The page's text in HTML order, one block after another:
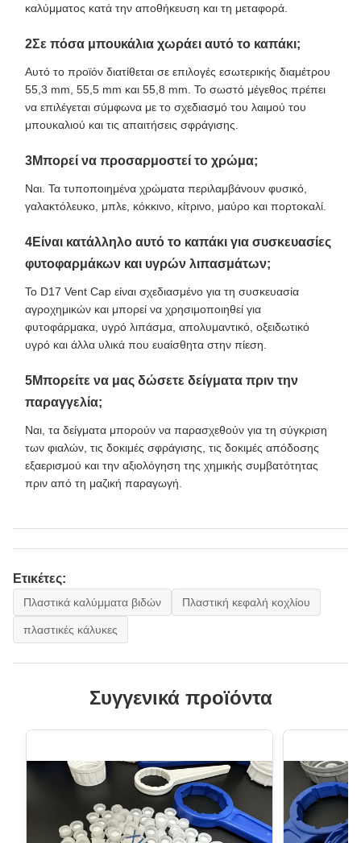
καλύμματος κατά την αποθήκευση και τη μεταφορά.
2Σε πόσα μπουκάλια χωράει αυτό το καπάκι;
Αυτό το προϊόν διατίθεται σε επιλογές εσωτερικής διαμέτρου
55,3 mm, 55,5 mm και 55,8 mm. Το σωστό μέγεθος πρέπει
να επιλέγεται σύμφωνα με το σχεδιασμό του λαιμού του
μπουκαλιού και τις απαιτήσεις σφράγισης.
3Μπορεί να προσαρμοστεί το χρώμα;
Ναι. Τα τυποποιημένα χρώματα περιλαμβάνουν φυσικό,
γαλακτόλευκο, μπλε, κόκκινο, κίτρινο, μαύρο και πορτοκαλί.
4Είναι κατάλληλο αυτό το καπάκι για συσκευασίες
φυτοφαρμάκων και υγρών λιπασμάτων;
Το D17 Vent Cap είναι σχεδιασμένο για τη συσκευασία
αγροχημικών και μπορεί να χρησιμοποιηθεί για
φυτοφάρμακα, υγρό λιπάσμα, απολυμαντικό, οξειδωτικό
υγρό και άλλα υλικά που ευαίσθητα στην πίεση.
5Μπορείτε να μας δώσετε δείγματα πριν την
παραγγελία;
Ναι, τα δείγματα μπορούν να παρασχεθούν για τη σύγκριση
των φιαλών, τις δοκιμές σφράγισης, τις δοκιμές απόδοσης
εξαερισμού και την αξιολόγηση της χημικής συμβατότητας
πριν από τη μαζική παραγωγή.
Ετικέτες:
Πλαστικά καλύμματα βιδών Πλαστική κεφαλή κοχλίου
πλαστικές κάλυκες
Συγγενικά προϊόντα